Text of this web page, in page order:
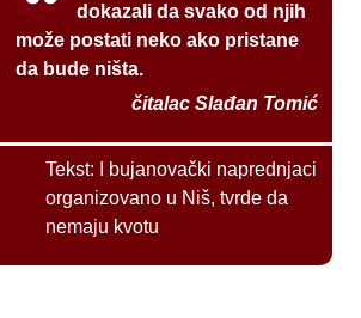
dokazali da svako od njih
može postati neko ako pristane
da bude ništa.
čitalac Slađan Tomić
Tekst:
I bujanovački naprednjaci
organizovano u Niš, tvrde da
nemaju kvotu